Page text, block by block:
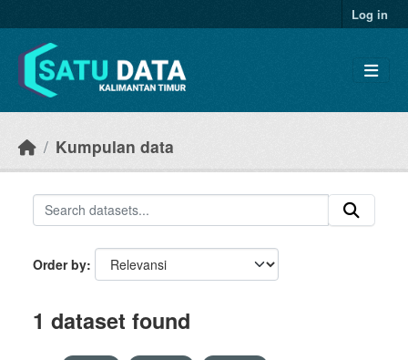
Log in
Kumpulan data
Order by
1 dataset found